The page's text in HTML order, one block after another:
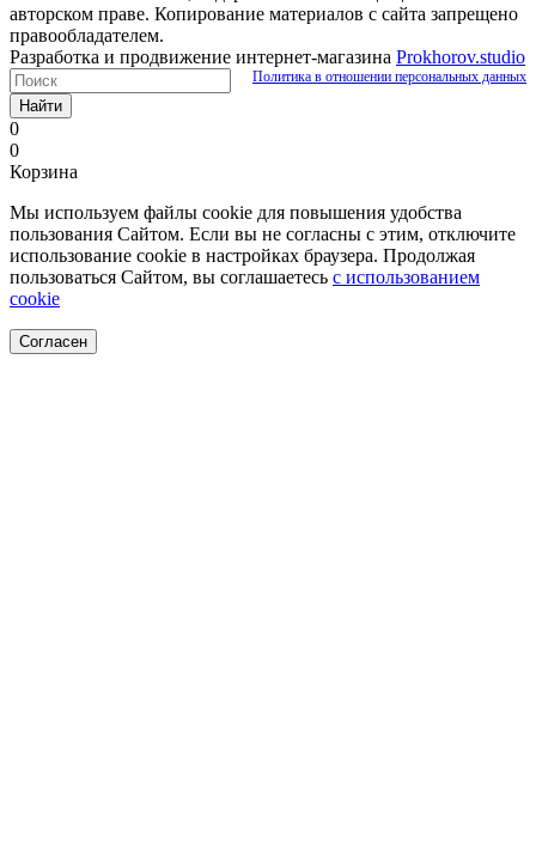
авторском праве. Копирование материалов с сайта запрещено
правообладателем.
Разработка и продвижение интернет-магазина Prokhorov.studio
Политика в отношении персональных данных
Найти
0
0
Корзина
Мы используем файлы cookie для повышения удобства
пользования Сайтом. Если вы не согласны с этим, отключите
использование cookie в настройках браузера. Продолжая
пользоваться Сайтом, вы соглашаетесь с использованием
cookie
Согласен